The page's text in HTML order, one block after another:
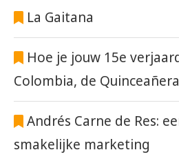
La Gaitana
Hoe je jouw 15e
Colombia, de Quinceañera
Andrés Carne de Res:
smakelijke marketing